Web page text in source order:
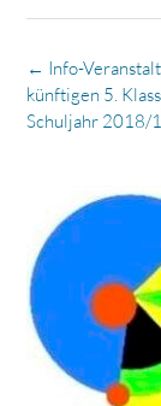
Post
navigation
← Info-
künftigen 5.
Schuljahr 2018/